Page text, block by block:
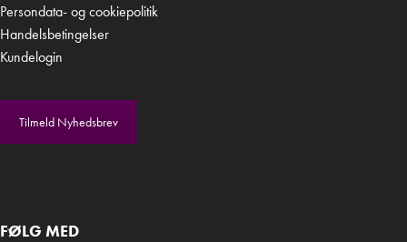
Persondata- og cookiepolitik
Handelsbetingelser
Kundelogin
Tilmeld Nyhedsbrev
FØLG MED